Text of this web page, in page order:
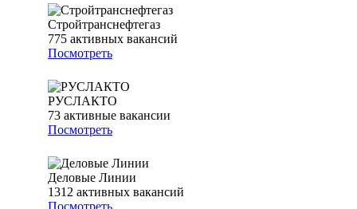
Стройтранснефтегаз
775 активных вакансий
Посмотреть
РУСЛАКТО
73 активные вакансии
Посмотреть
Деловые Линии
1312 активных вакансий